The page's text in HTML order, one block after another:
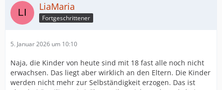
LiaMaria
Fortgeschrittener
5. Januar 2026 um 10:10
Naja, die Kinder von heute sind mit 18 fast alle noch nicht
erwachsen. Das liegt aber wirklich an den Eltern. Die Kinder
werden nicht mehr zur Selbständigkeit erzogen. Das ist